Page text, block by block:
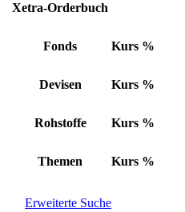
Xetra-Orderbuch
Fonds Kurs %
Devisen Kurs %
Rohstoffe Kurs %
Themen Kurs %
Erweiterte Suche